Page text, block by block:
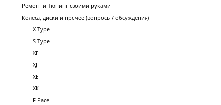
Ремонт и Тюнинг своими руками
Колеса, диски и прочее (вопросы / обсуждения)
X-Type
S-Type
XF
XJ
XE
XK
F-Pace